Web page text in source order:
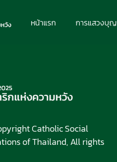
หน้าแรก การแสวงบุญ
Catholic Social
of Thailand, All rights